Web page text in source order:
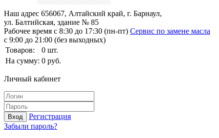
Наш адрес 656067, Алтайский край, г. Барнаул,
ул. Балтийская, здание № 85
Рабочее время с 8:30 до 17:30 (пн-пт) Сервис по замене масла
с 9:00 до 21:00 (без выходных)
Товаров:
0 шт.
На сумму: 0 руб.
Личный кабинет
Вход
Регистрация
Забыли пароль?